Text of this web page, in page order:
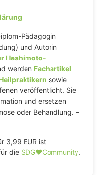
Pädagogin
und Autorin
Hashimoto-
werden Fachartikel
sowie
veröffentlicht. Sie
und ersetzen
oder Behandlung. –
3,99 EUR ist
die SDG♥️Community.